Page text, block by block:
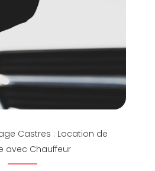
Castres : Location de
avec Chauffeur